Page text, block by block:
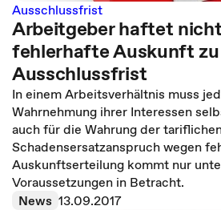
Ausschlussfrist
Arbeitgeber haftet
fehlerhafte Auskunft
Ausschlussfrist
In einem Arbeitsverhältnis muss
Wahrnehmung ihrer Interessen
auch für die Wahrung der
Schadensersatzanspruch wegen
Auskunftserteilung kommt nur
Voraussetzungen in Betracht.
News 13.09.2017